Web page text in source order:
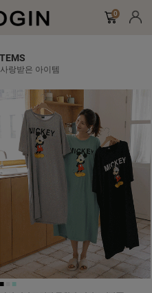
0
랑받은 아이템
■ ■